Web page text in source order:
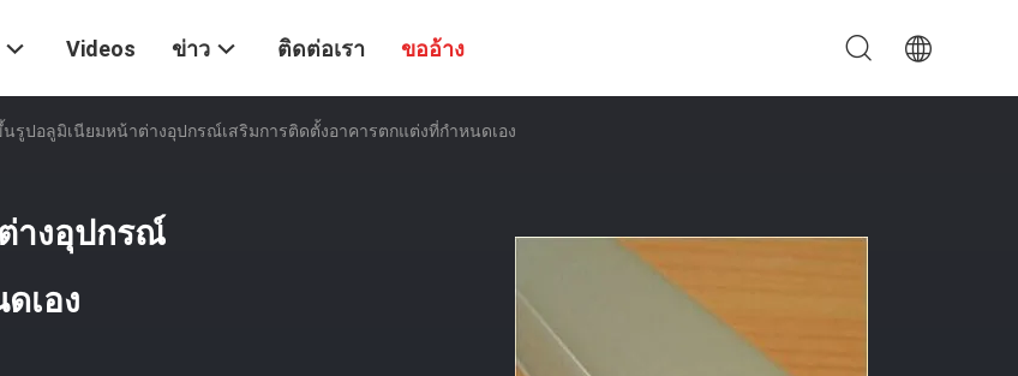
Videos ข่าว ติดต่อเรา ขออ้าง
รูปอลูมิเนียมหน้าต่างอุปกรณ์เสริมการติดตั้งอาคารตกแต่งที่กำหนดเอง
างอุปกรณ์
เอง